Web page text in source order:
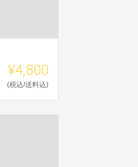
¥4,800
(税込/送料込)